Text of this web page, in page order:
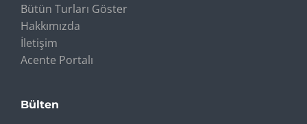
Bütün Turları Göster
Hakkımızda
İletişim
Acente Portalı
Bülten